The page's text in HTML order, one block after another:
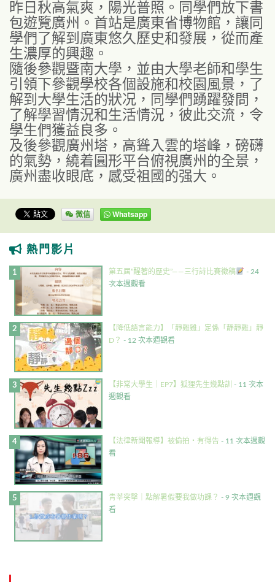
昨日秋高氣爽，陽光普照。同學們放下書
包遊覽廣州。首站是廣東省博物館，讓同
學們了解到廣東悠久歷史和發展，從而產
生濃厚的興趣。
隨後參觀暨南大學，並由大學老師和學生
引領下參觀學校各個設施和校園風景，了
解到大學生活的狀况，同學們踴躍發問，
了解學習情況和生活情況，彼此交流，令
學生們獲益良多。
及後參觀廣州塔，高聳入雲的塔峰，磅礴
的氣勢，繞着圓形平台俯視廣州的全景，
廣州盡收眼底，感受祖國的强大。
微信 Whatsapp
熱門影片
第五屆”醒著的歷史”——三行詩比賽徵稿
- 24
次本週觀看
【降低語言能力】「靜雞雞」定係「靜靜雞」靜
D？ - 12 次本週觀看
【非常大學生｜EP7】狐狸先生幾點訓 - 11 次本
週觀看
【法律新聞報導】被偷拍・有得告 - 11 次本週觀
看
青莘突擊｜點解暑假要我做功課？ - 9 次本週觀
看